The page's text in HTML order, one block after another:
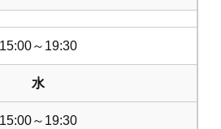
15:00～19:30
水
15:00～19:30